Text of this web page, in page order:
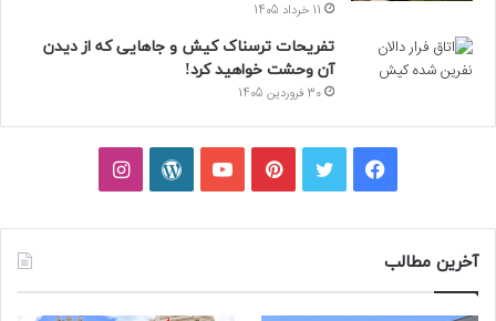
11 خرداد 1405
تفریحات ترسناک کیش و جاهایی که از دیدن
آن وحشت خواهید کرد!
30 فروردین 1405
فیسبوکتوییترپینتریستیوتیوبوردپرساینستاگرام
آخرین مطالب